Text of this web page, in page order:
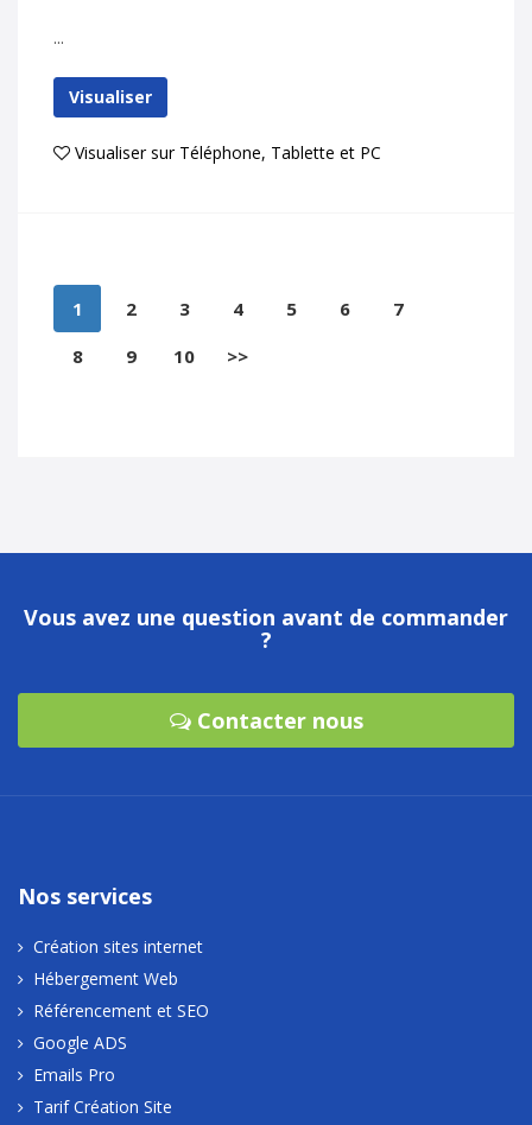
...
Visualiser
Visualiser sur Téléphone, Tablette et PC
1 2 3 4 5 6
7
8
9 10 >>
Vous avez une question avant de commander
?
Contacter nous
Nos services
Création sites internet
Hébergement Web
Référencement et SEO
Google ADS
Emails Pro
Tarif Création Site